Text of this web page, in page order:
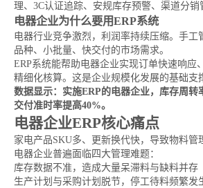
理、3C认证追踪、安规库存预警、渠道分销
电器企业为什么要用ERP系统
电器行业竞争激烈，利润率持续压缩。手工
品种、小批量、快交付的市场需求。
ERP系统能帮助电器企业实现订单快速响应
精细化核算。这是企业规模化发展的基础支
数据显示：实施ERP的电器企业，库存周转
交付准时率提高40%。
电器企业ERP核心痛点
家电产品SKU多、更新换代快，导致物料管
电器企业普遍面临四大管理难题：
库存数据不准，造成大量呆滞料与缺料并存
生产计划与采购计划脱节，停工待料频繁发